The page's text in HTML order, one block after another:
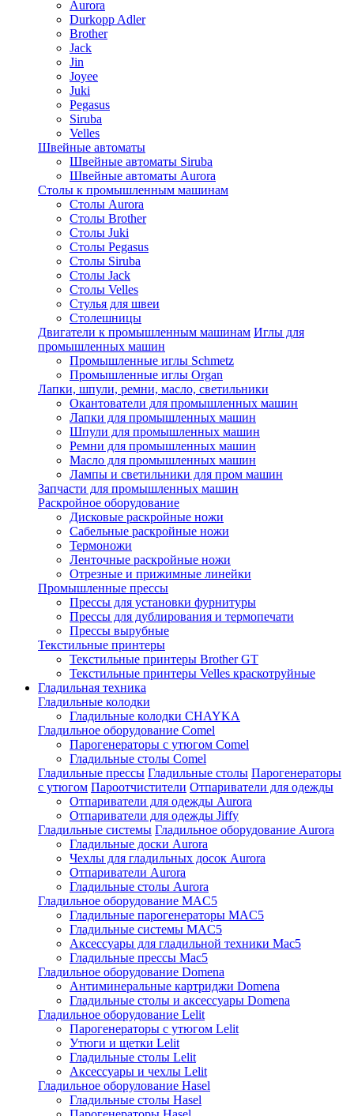
Aurora
Durkopp Adler
Brother
Jack
Jin
Joyee
Juki
Pegasus
Siruba
Velles
Швейные автоматы
Швейные автоматы Siruba
Швейные автоматы Aurora
Столы к промышленным машинам
Столы Aurora
Столы Brother
Столы Juki
Столы Pegasus
Столы Siruba
Столы Jack
Столы Velles
Стулья для швеи
Столешницы
Двигатели к промышленным машинам Иглы для
промышленных машин
Промышленные иглы Schmetz
Промышленные иглы Organ
Лапки, шпули, ремни, масло, светильники
Окантователи для промышленных машин
Лапки для промышленных машин
Шпули для промышленных машин
Ремни для промышленных машин
Масло для промышленных машин
Лампы и светильники для пром машин
Запчасти для промышленных машин
Раскройное оборудование
Дисковые раскройные ножи
Сабельные раскройные ножи
Термоножи
Ленточные раскройные ножи
Отрезные и прижимные линейки
Промышленные прессы
Прессы для установки фурнитуры
Прессы для дублирования и термопечати
Прессы вырубные
Текстильные принтеры
Текстильные принтеры Brother GT
Текстильные принтеры Velles краскотруйные
Гладильная техника
Гладильные колодки
Гладильные колодки CHAYKA
Гладильное оборудование Comel
Парогенераторы с утюгом Comel
Гладильные столы Comel
Гладильные прессы Гладильные столы Парогенераторы
с утюгом Пароотчистители Отпариватели для одежды
Отпариватели для одежды Aurora
Отпариватели для одежды Jiffy
Гладильные системы Гладильное оборудование Aurora
Гладильные доски Aurora
Чехлы для гладильных досок Aurora
Отпариватели Aurora
Гладильные столы Aurora
Гладильное оборудование MAC5
Гладильные парогенераторы MAC5
Гладильные системы MAC5
Аксессуары для гладильной техники Mac5
Гладильные прессы Mac5
Гладильное оборудование Domena
Антиминеральные картриджи Domena
Гладильные столы и аксессуары Domena
Гладильное оборудование Lelit
Парогенераторы с утюгом Lelit
Утюги и щетки Lelit
Гладильные столы Lelit
Аксессуары и чехлы Lelit
Гладильное оборулование Hasel
Гладильные столы Hasel